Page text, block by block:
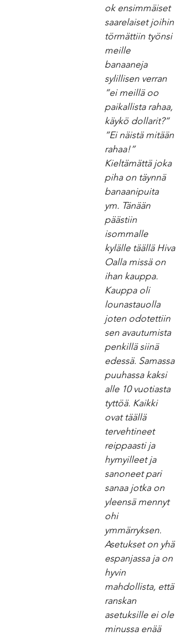
ok ensimmäiset
saarelaiset joihin
törmättiin työnsi
meille
banaaneja
sylillisen verran
”ei meillä oo
paikallista rahaa,
käykö dollarit?”
”Ei näistä mitään
rahaa!”
Kieltämättä joka
piha on täynnä
banaanipuita
ym. Tänään
päästiin
isommalle
kylälle täällä Hiva
Oalla missä on
ihan kauppa.
Kauppa oli
lounastauolla
joten odotettiin
sen avautumista
penkillä siinä
edessä. Samassa
puuhassa kaksi
alle 10 vuotiasta
tyttöä. Kaikki
ovat täällä
tervehtineet
reippaasti ja
hymyilleet ja
sanoneet pari
sanaa jotka on
yleensä mennyt
ohi
ymmärryksen.
Asetukset on yhä
espanjassa ja on
hyvin
mahdollista, että
ranskan
asetuksille ei ole
minussa enää